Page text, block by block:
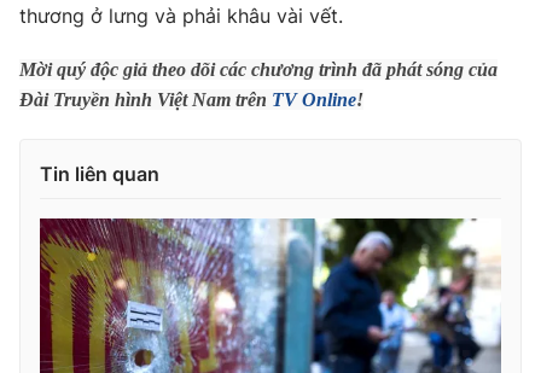
Phim VTV
Hậu trường
Nhân vật
Khán giả
Điện ảnh
Sao
Đời sống
Chất lượng cuộc sống
Giáo dục
Tuyển sinh
Học trực tuyến
Công nghệ
Hitech Công nghệ tương lai
Sản phẩm
Giao lưu trực tuyến
thương ở lưng và phải khâu vài vết.
Mời quý độc giả theo dõi các chương trình đã phát sóng của
Đài Truyền hình Việt Nam trên TV Online!
Tin liên quan